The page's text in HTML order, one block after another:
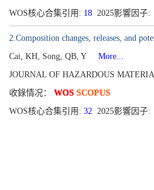
WOS核心合集引用: 18 2025影響因子
2.Composition changes, releases, and
Cai, KH, Song, QB, Y
More...
JOURNAL OF HAZARDOUS
收錄情况： WOS SCOPUS
WOS核心合集引用: 32 2025影響因子